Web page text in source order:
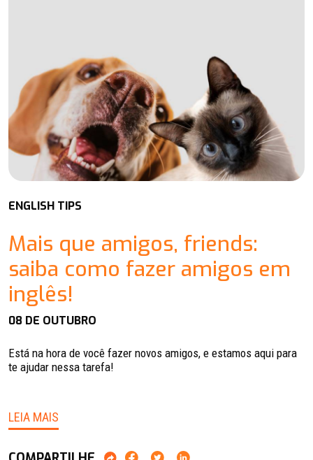
ENGLISH TIPS
Mais que amigos, friends:
saiba como fazer amigos em
inglês!
08 DE OUTUBRO
Está na hora de você fazer novos amigos, e estamos aqui para
te ajudar nessa tarefa!
LEIA MAIS